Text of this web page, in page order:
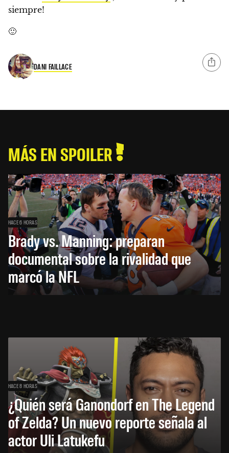
siempre!
🙂
DANI FAILLACE
MÁS EN SPOILER
HACE 6 HORAS
Brady vs. Manning: preparan
documental sobre la rivalidad que
marcó la NFL
HACE 8 HORAS
¿Quién será Ganondorf en The Legend
of Zelda? Un nuevo reporte señala al
actor Uli Latukefu